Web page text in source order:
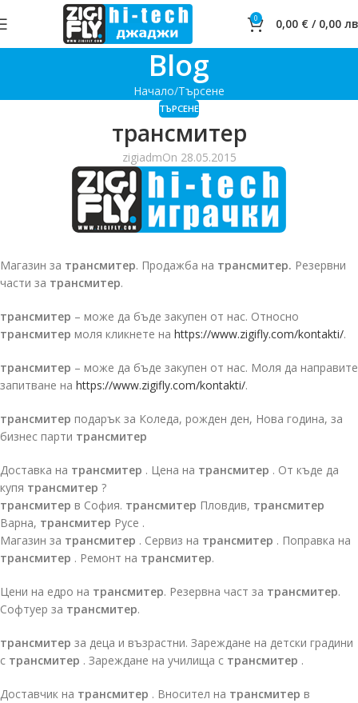
0 0,00 € / 0,00
Blog
Начало Търсене
ТЪРСЕНЕ
трансмитер
zigiadmOn 28.05.2015
Магазин за трансмитер. Продажба на трансмитер. Резервни
части за трансмитер.
трансмитер – може да бъде закупен от нас. Относно
трансмитер моля кликнете на https://www.zigifly.com/kontakti/.
трансмитер – може да бъде закупен от нас. Моля да направите
запитване на https://www.zigifly.com/kontakti/.
трансмитер подарък за Коледа, рожден ден, Нова година, за
бизнес парти трансмитер
Доставка на трансмитер . Цена на трансмитер . От къде да
купя трансмитер ?
трансмитер в София. трансмитер Пловдив, трансмитер
Варна, трансмитер Русе .
Магазин за трансмитер . Сервиз на трансмитер . Поправка на
трансмитер . Ремонт на трансмитер.
Цени на едро на трансмитер. Резервна част за трансмитер.
Софтуер за трансмитер.
трансмитер за деца и възрастни. Зареждане на детски градини
с трансмитер . Зареждане на училища с трансмитер .
Доставчик на трансмитер . Вносител на трансмитер в